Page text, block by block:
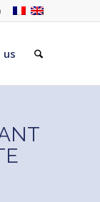
us